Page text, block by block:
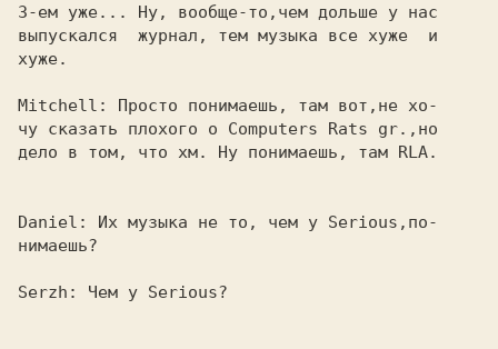
3-ем уже... Ну, вообще-то,чем дольше у нас
выпускался  журнал, тем музыка все хуже  и
хуже.
Mitchell: Просто понимаешь, там вот,не хо-
чу сказать плохого о Сomputers Rats gr. ,но
дело в том, что хм. Ну понимаешь, там RLA.
Daniel: Их музыка не то, чем у Serious,по-
нимаешь?
Serzh: Чем у Serious?